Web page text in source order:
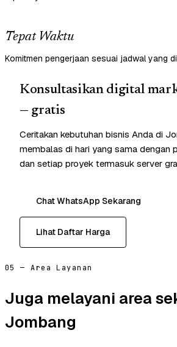
Tepat Waktu
Komitmen pengerjaan sesuai jadwal yang
Konsultasikan digital
— gratis
Ceritakan kebutuhan bisnis Anda di
membalas di hari yang sama dengan
dan setiap proyek termasuk server
Chat WhatsApp Sekarang
Lihat Daftar Harga
05 — Area Layanan
Juga melayani area
Jombang